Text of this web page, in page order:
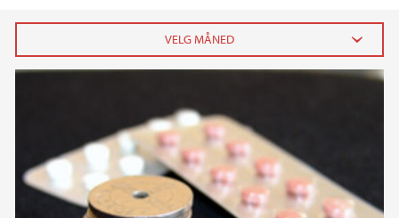
juni (2)
mai (4)
april (5)
mars (3)
februar (6)